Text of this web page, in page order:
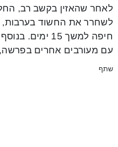
לאחר שהאזין בקשב רב,
לשחרר את החשוד בערבות,
חיפה למשך 15
עם מעורבים אחרים בפרשה,
שתף